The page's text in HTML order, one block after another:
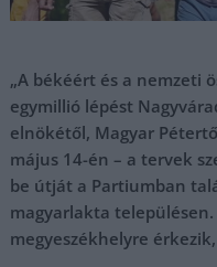
„A békéért és a nemzeti
egymillió lépést
elnökétől, Magyar
május 14-én – a tervek
be útját a Partiumban
magyarlakta
megyeszékhelyre